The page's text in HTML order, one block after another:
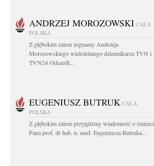
ANDRZEJ MOROZOWSKI CAŁA
POLSKA
Z głębokim żalem żegnamy Andrzeja
Morozowskiego wieloletniego dziennikarza TVN i
TVN24 Odszedł...
EUGENIUSZ BUTRUK CAŁA
POLSKA
Z głębokim żalem przyjęliśmy wiadomość o śmierci
Pana prof. dr hab. n. med. Eugeniusza Butruka...